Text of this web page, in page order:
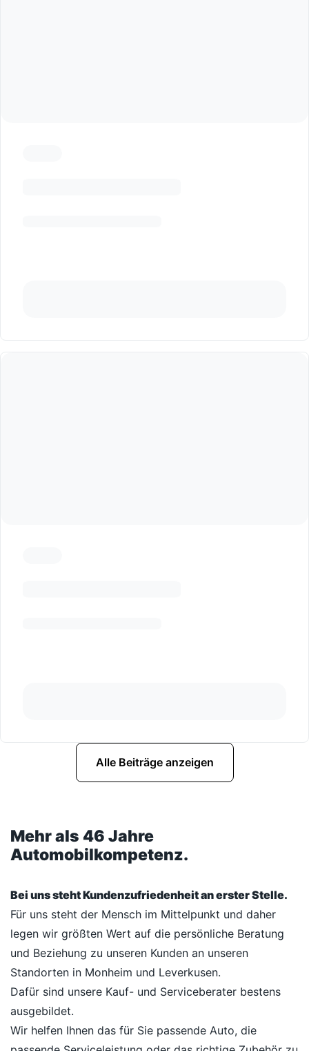
Alle Beiträge anzeigen
Mehr als 46 Jahre
Automobilkompetenz.
Bei uns steht Kundenzufriedenheit an erster Stelle.
Für uns steht der Mensch im Mittelpunkt und daher
legen wir größten Wert auf die persönliche Beratung
und Beziehung zu unseren Kunden an unseren
Standorten in Monheim und Leverkusen.
Dafür sind unsere Kauf- und Serviceberater bestens
ausgebildet.
Wir helfen Ihnen das für Sie passende Auto, die